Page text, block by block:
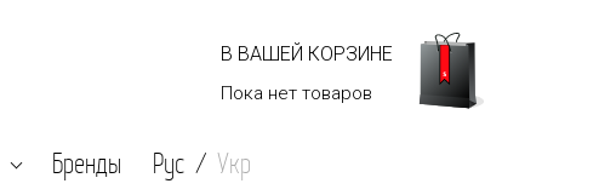
В ВАШЕЙ КОРЗИНЕ
Пока нет товаров
Бренды Рус / Укр